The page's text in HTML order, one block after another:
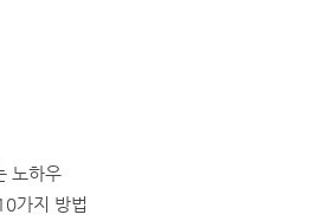
노하우
가지 방법